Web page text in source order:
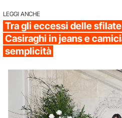
LEGGI ANCHE
Tra gli eccessi delle
Casiraghi in jeans e
semplicità